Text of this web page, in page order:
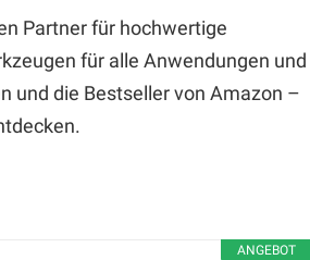
Partner für hochwertige
für alle Anwendungen und
und die Bestseller von Amazon –
ANGEBOT